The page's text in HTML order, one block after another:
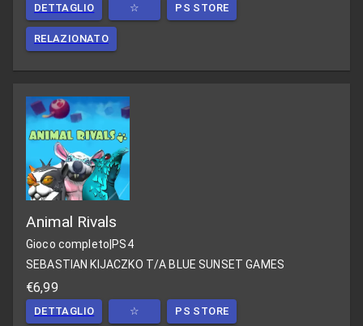
DETTAGLIO ☆ PS STORE
RELAZIONATO
Animal Rivals
Gioco completo PS4
SEBASTIAN KIJACZKO T/A BLUE SUNSET GAMES
€6,99
DETTAGLIO ☆ PS STORE